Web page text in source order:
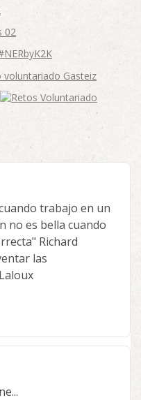
trabajo en un
no es bella cuando
Richard
las